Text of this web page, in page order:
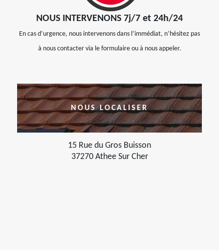
NOUS INTERVENONS 7j/7 et 24h/24
En cas d’urgence, nous intervenons dans l’immédiat, n’hésitez pas
à nous contacter via le formulaire ou à nous appeler.
NOUS LOCALISER
15 Rue du Gros Buisson
37270 Athee Sur Cher